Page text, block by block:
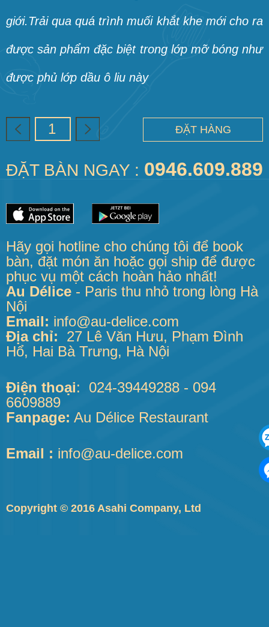
giới.Trải qua quá trình muối khắt khe mới cho ra
được sản phẩm đặc biệt trong lớp mỡ bóng như
được phủ lớp dầu ô liu này
ĐẶT HÀNG
ĐẶT BÀN NGAY : 0946.609.889
Hãy gọi hotline cho chúng tôi để book
bàn, đặt món ăn hoặc gọi ship để được
phục vụ một cách hoàn hảo nhất!
Au Délice - Paris thu nhỏ trong lòng Hà
Nội
Email: info@au-delice.com
Địa chỉ:
27 Lê Văn Hưu, Phạm Đình
Hổ, Hai Bà Trưng, Hà Nội
Điện thoại: 024-39449288 - 094
6609889
Fanpage: Au Délice Restaurant
Email : info@au-delice.com
Copyright © 2016 Asahi Company, Ltd